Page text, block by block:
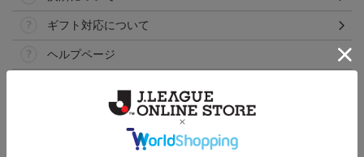
ギフト対応について
ヘルプページ